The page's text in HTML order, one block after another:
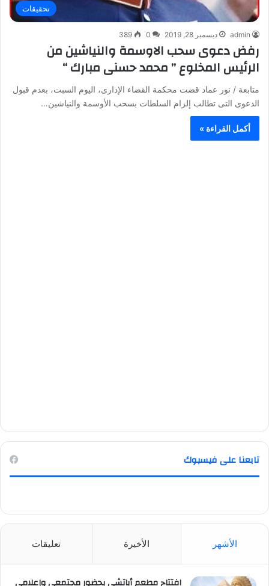
تحقيقات
admin ديسمبر 28, 2019 0
389
رفض دعوى سحب الاوسمة والنياشين من
الرئيس المخلوع ” محمد حسنى مبارك “
متابعة / نور عماد قضت محكمة القضاء الإدارى، اليوم السبت، بعدم قبول
الدعوى التى تطالب إلزام السلطات بسحب الأوسمة والنياشين…
أكمل القراءة »
تابعنا على فيسبوك
الأشهر الأخيرة تعليقات